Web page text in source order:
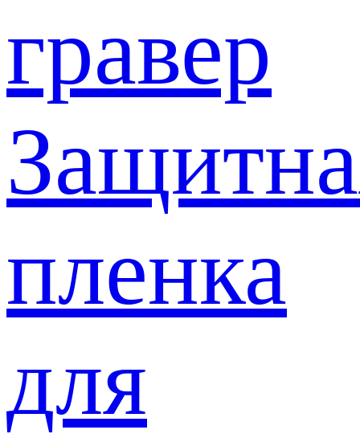
гравер
пленка
для